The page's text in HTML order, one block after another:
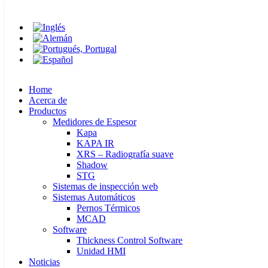
contenido
Home
Acerca de
Productos
Medidores de Espesor
Sistemas de inspección web
Sistemas Automáticos
Pernos Térmicos
MCAD
Software
Thickness Control Software
Unidad HMI
Noticias
Home
Acerca de
Productos
Medidores de Espesor
Kapa
KAPA IR
XRS – Radiografía suave
Shadow
STG
Sistemas de inspección web
Sistemas Automáticos
Pernos Térmicos
MCAD
Software
Thickness Control Software
Unidad HMI
Noticias
Chinaplas 2024
Gracias por visitarnos en Chinaplas.